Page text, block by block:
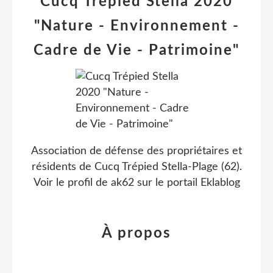
"Nature - Environnement -
Cadre de Vie - Patrimoine"
Association de défense des propriétaires et
résidents de Cucq Trépied Stella-Plage (62).
Voir le profil de ak62sur le portail Eklablog
À propos